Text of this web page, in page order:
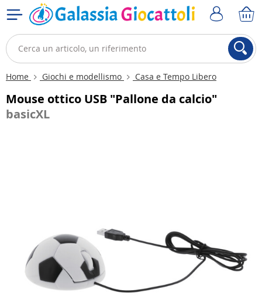
Home Giochi e modellismo Casa e Tempo Libero
Mouse ottico USB "Pallone da calcio"
basicXL